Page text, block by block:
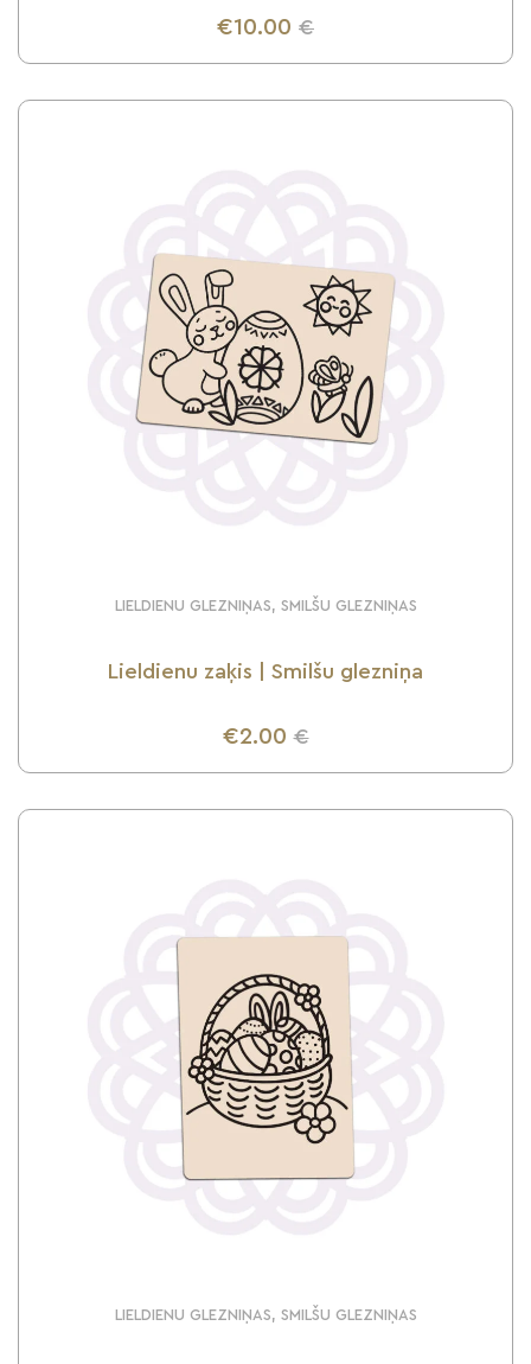
€10.00 €
UZZINI VAIRĀK
LIELDIENU GLEZNIŅAS, SMILŠU GLEZNIŅAS
Lieldienu zaķis | Smilšu glezniņa
€2.00 €
UZZINI VAIRĀK
LIELDIENU GLEZNIŅAS, SMILŠU GLEZNIŅAS